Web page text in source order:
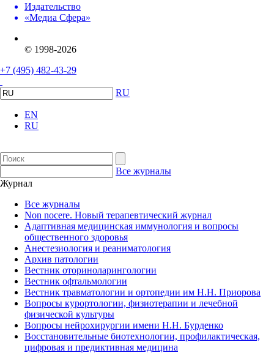
Издательство
«Медиа Сфера»
© 1998-2026
+7 (495) 482-43-29
RU
EN
RU
Все журналы
Журнал
Все журналы
Non nocere. Новый терапевтический журнал
Адаптивная медицинская иммунология и вопросы
общественного здоровья
Анестезиология и реаниматология
Архив патологии
Вестник оториноларингологии
Вестник офтальмологии
Вестник травматологии и ортопедии им Н.Н. Приорова
Вопросы курортологии, физиотерапии и лечебной
физической культуры
Вопросы нейрохирургии имени Н.Н. Бурденко
Восстановительные биотехнологии, профилактическая,
цифровая и предиктивная медицина